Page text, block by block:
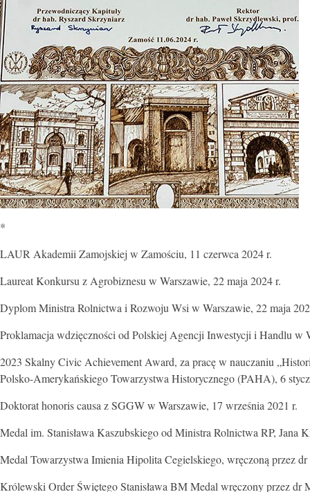
*
LAUR Akademii Zamojskiej w Zamościu, 11 czerwca 2024 r.
Laureat Konkursu z Agrobiznesu w Warszawie, 22 maja 2024 r.
Dyplom Ministra Rolnictwa i Rozwoju Wsi w Warszawie, 22 maja
Proklamacja wdzięczności od Polskiej Agencji Inwestycji i Handlu w
2023 Skalny Civic Achievement Award, za pracę w nauczaniu
Polsko-Amerykańskiego Towarzystwa Historycznego (PAHA), 6
Doktorat honoris causa z SGGW w Warszawie, 17 września 2021 r.
Medal im. Stanisława Kaszubskiego od Ministra Rolnictwa RP, Jana
Medal Towarzystwa Imienia Hipolita Cegielskiego, wręczoną przez
Królewski Order Świętego Stanisława BM Medal wręczony przez dr